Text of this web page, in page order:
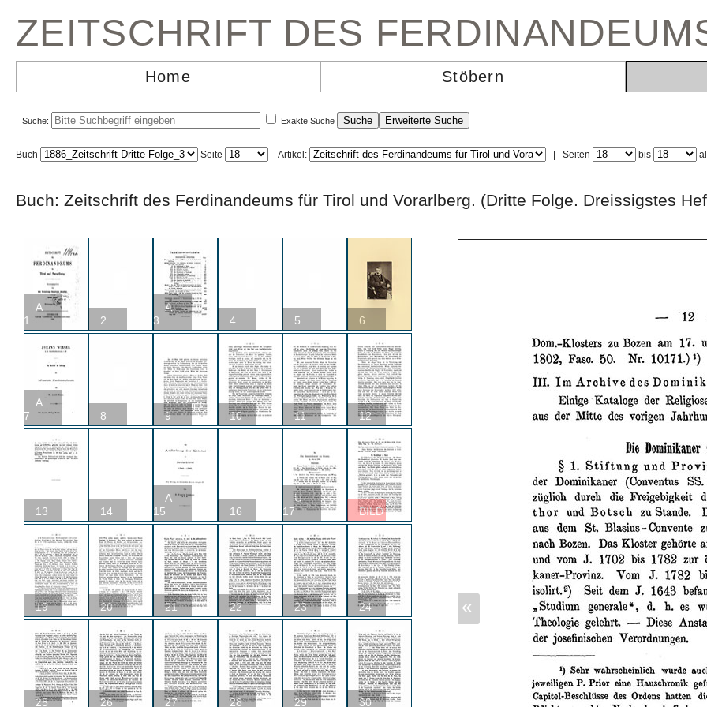
ZEITSCHRIFT DES
Home Stöbern
Suche: Exakte Suche
Buch Seite Artikel: Seiten bis
Buch: Zeitschrift des Ferdinandeums für Tirol und Vorarlberg. (Dritte Folge.
A
1
2
A
3
4 5 6
A
7
8 9 10 11 12
13 14
A
15
16
U
17
BILD
19 20 21 22 23 24
25 26 27 28 29 30
«